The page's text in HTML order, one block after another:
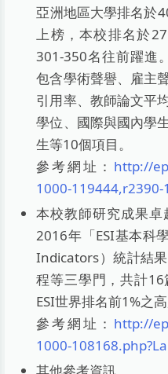
亞洲地區大學排名於
上榜，本校排名於
301-350名往前躍進
包含學術聲譽、雇主
引用率、教師論文平
學位、國際與國內學
生等10個項目。
參考網址： http://
1000-
本校教師研究成果
2016年「ESI基本科
Indicators）統計結
程等三學門，共計
ESI世界排名前1%之
參考網址： http://
1000-